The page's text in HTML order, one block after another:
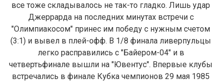
все тоже складывалось не так-то гладко. Лишь удар
Джеррарда на последних минутах встречи с
"Олимпиакосом" принес им победу с нужным счетом
(3:1) и вывел в плей-офф. В 1/8 финала ливерпульцы
легко расправились с "Байером-04" и в
четвертьфинале вышли на "Ювентус". Впервые клубы
встречались в финале Кубка чемпионов 29 мая 1985